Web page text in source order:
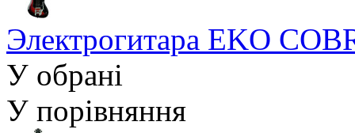
Электрогитара EKO
У обрані
У порівняння